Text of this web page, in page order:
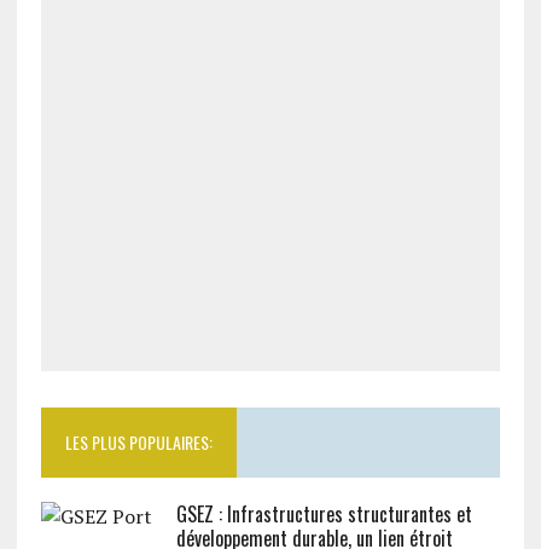
LES PLUS POPULAIRES:
GSEZ : Infrastructures structurantes et
développement durable, un lien étroit